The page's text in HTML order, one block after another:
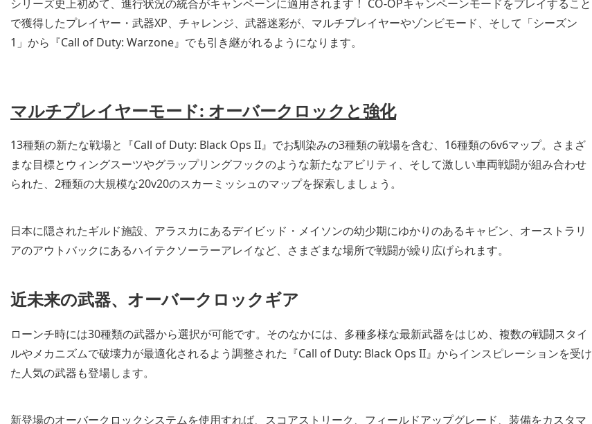
シリーズ史上初めて、進行状況の統合がキャンペーンに適用されます！ CO-OPキャンペーンモードをプレイすること
で獲得したプレイヤー・武器XP、チャレンジ、武器迷彩が、マルチプレイヤーやゾンビモード、そして「シーズン
1」から『Call of Duty: Warzone』でも引き継がれるようになります。
マルチプレイヤーモード: オーバークロックと強化
13種類の新たな戦場と『Call of Duty: Black Ops II』でお馴染みの3種類の戦場を含む、16種類の6v6マップ。さまざ
まな目標とウィングスーツやグラップリングフックのような新たなアビリティ、そして激しい車両戦闘が組み合わせ
られた、2種類の大規模な20v20のスカーミッシュのマップを探索しましょう。
日本に隠されたギルド施設、アラスカにあるデイビッド・メイソンの幼少期にゆかりのあるキャビン、オーストラリ
アのアウトバックにあるハイテクソーラーアレイなど、さまざまな場所で戦闘が繰り広げられます。
近未来の武器、オーバークロックギア
ローンチ時には30種類の武器から選択が可能です。そのなかには、多種多様な最新武器をはじめ、複数の戦闘スタイ
ルやメカニズムで破壊力が最適化されるよう調整された『Call of Duty: Black Ops II』からインスピレーションを受け
た人気の武器も登場します。
新登場のオーバークロックシステムを使用すれば、スコアストリーク、フィールドアップグレード、装備をカスタマ